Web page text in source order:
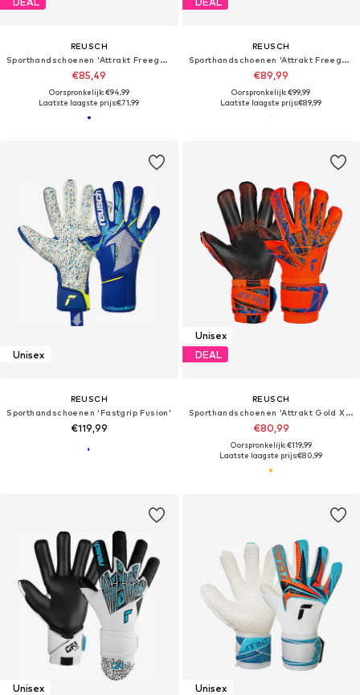
REUSCH
Sporthandschoenen 'Attrakt Freegel Duo NC'
€85,49
Oorspronkelijk: €94,99
Laatste laagste prijs:€71,99
REUSCH
Sporthandschoenen 'Attrakt Freegel Gold X'
€89,99
Oorspronkelijk: €99,99
Laatste laagste prijs:€89,99
Unisex
REUSCH
Sporthandschoenen 'Fastgrip Fusion'
€119,99
Unisex
DEAL
REUSCH
Sporthandschoenen 'Attrakt Gold X Evolution GluePrint'
€80,99
Oorspronkelijk: €119,99
Laatste laagste prijs:€80,99
Unisex
Unisex